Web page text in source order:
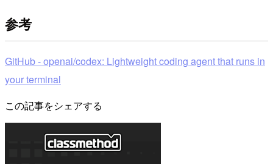
参考
GitHub - openai/codex: Lightweight coding agent that runs in
your terminal
この記事をシェアする